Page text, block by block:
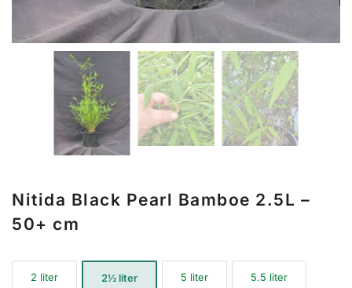
Nitida Black Pearl Bamboe 2.5L –
50+ cm
2 liter 2½ liter 5 liter 5.5 liter